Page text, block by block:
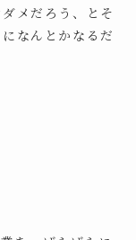
メだろう、とそ
なんとかなるだ